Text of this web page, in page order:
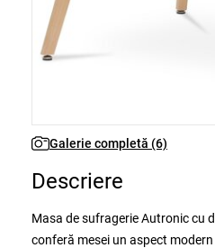
Galerie completă (6)
Descriere
Masa de sufragerie Autronic cu
conferă mesei un aspect